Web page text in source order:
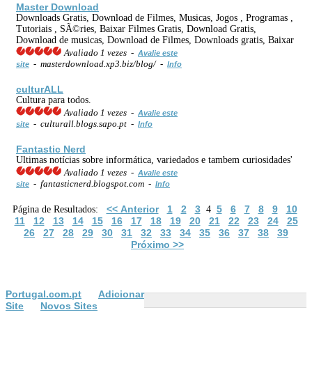
Master Download
Downloads Gratis, Download de Filmes, Musicas, Jogos , Programas ,
Tutoriais , SÃ©ries, Baixar Filmes Gratis, Download Gratis,
Download de musicas, Download de Filmes, Downloads gratis, Baixar
Avaliado 1 vezes - Avalie este
site - masterdownload.xp3.biz/blog/ - Info
culturALL
Cultura para todos.
Avaliado 1 vezes - Avalie este
site - culturall.blogs.sapo.pt - Info
Fantastic Nerd
Ultimas notícias sobre informática, variedados e tambem curiosidades'
Avaliado 1 vezes - Avalie este
site - fantasticnerd.blogspot.com - Info
Página de Resultados: << Anterior 1 2 34 5 6 7 8 9
10
11
12 13 14 15 16 17 18 19 20 21 22 23 24
25
26
27 28 29 30 31 32 33 34 35 36 37 38
39
Próximo >>
Portugal.com.pt
Adicionar
Site
Novos Sites